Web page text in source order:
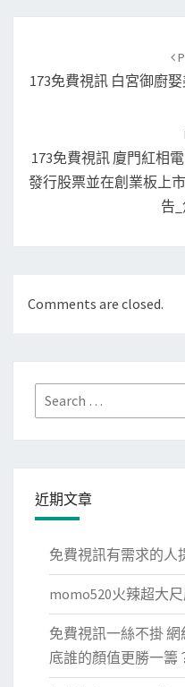
173免費視訊 白宮御廚
173免費視訊 廈門紅相
發行股票並在創業板上
告
Comments are closed.
Search
for:
近期文章
免費視訊有需求的人
momo520火辣超大
免費視訊一絲不掛
底誰的顏值更勝一籌